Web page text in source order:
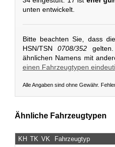
unten entwickelt.
Bitte beachten Sie, dass
HSN/TSN0708/352
ähnlichen Namens mit
einen Fahrzeugtypen
Alle Angaben sind ohne Gewähr.
Ähnliche Fahrzeugtypen
KH TK VK Fahrzeugtyp